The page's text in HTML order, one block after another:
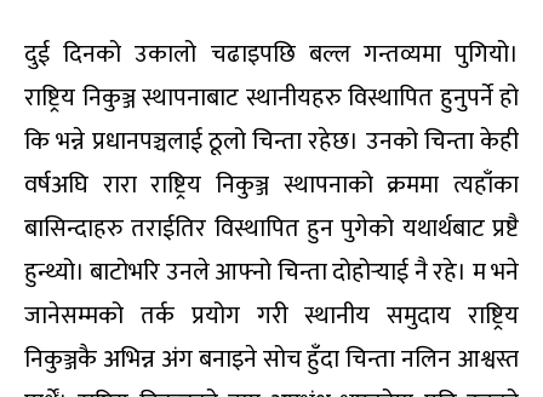
दुई दिनको उकालो चढाइपछि बल्ल गन्तव्यमा पुगियो।
राष्ट्रिय निकुञ्ज स्थापनाबाट स्थानीयहरु विस्थापित हुनुपर्ने हो
कि भन्ने प्रधानपञ्चलाई ठूलो चिन्ता रहेछ। उनको चिन्ता केही
वर्षअघि रारा राष्ट्रिय निकुञ्ज स्थापनाको क्रममा त्यहाँका
बासिन्दाहरु तराईतिर विस्थापित हुन पुगेको यथार्थबाट प्रष्टै
हुन्थ्यो। बाटोभरि उनले आफ्नो चिन्ता दोहोर्‍याई नै रहे। म भने
जानेसम्मको तर्क प्रयोग गरी स्थानीय समुदाय राष्ट्रिय
निकुञ्जकै अभिन्न अंग बनाइने सोच हुँदा चिन्ता नलिन आश्वस्त